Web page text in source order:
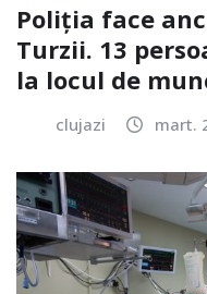
Poliția face
Turzii. 13
la locul de
clujazi mart.